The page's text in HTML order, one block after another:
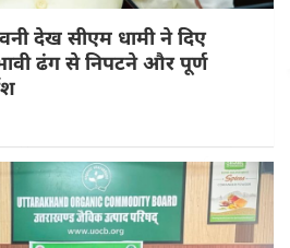
देख सीएम धामी ने दिए
ढंग से निपटने और पूर्ण